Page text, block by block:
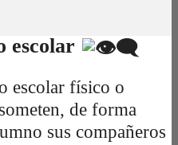
escolar
escolar físico o
de forma
sus compañeros